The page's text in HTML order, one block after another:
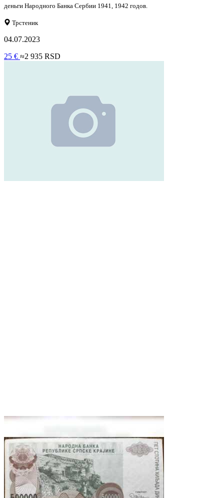
деньги Народного Банка Сербии 1941, 1942 годов.
Трстеник
04.07.2023
25 € ≈2 935 RSD